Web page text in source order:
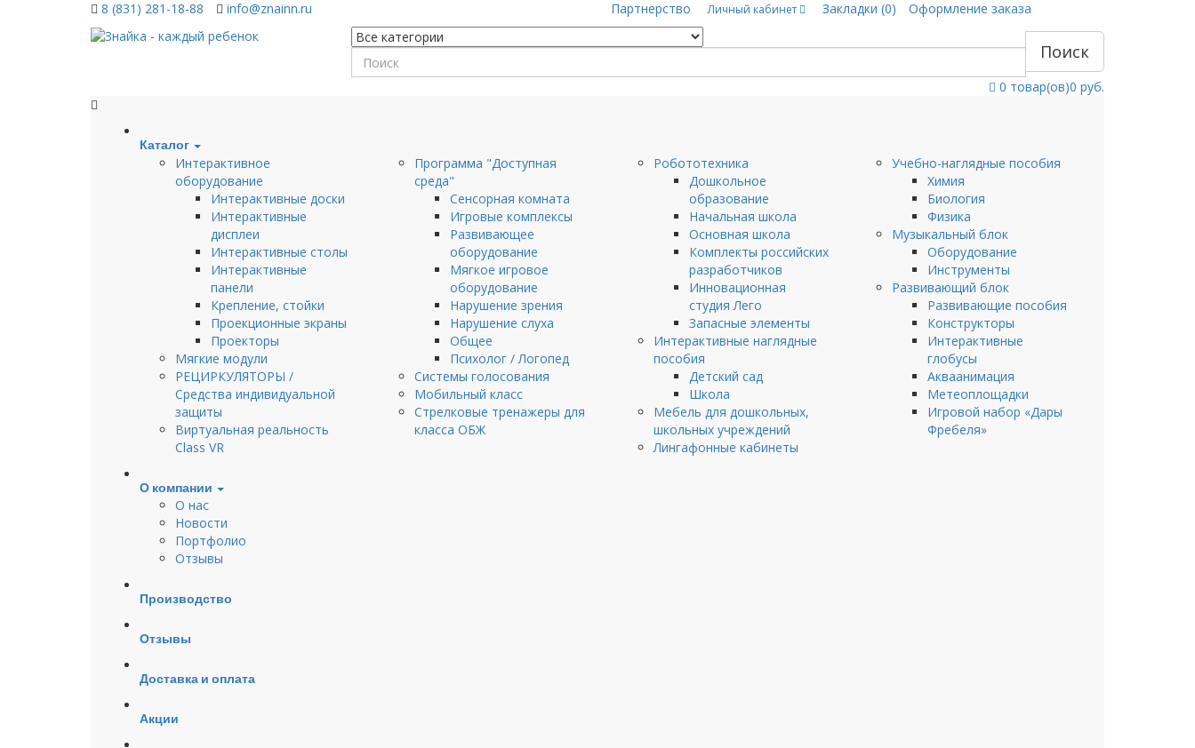
8 (831) 281-18-88 info@znainn.ru Партнерство Личный кабинет Закладки (0) Оформление заказа
Поиск
0 товар(ов)0 руб.
Каталог
Интерактивное
оборудование
Интерактивные доски
Интерактивные
дисплеи
Интерактивные столы
Интерактивные
панели
Крепление, стойки
Проекционные экраны
Проекторы
Мягкие модули
РЕЦИРКУЛЯТОРЫ /
Средства индивидуальной
защиты
Виртуальная реальность
Class VR
Программа "Доступная
среда"
Сенсорная комната
Игровые комплексы
Развивающее
оборудование
Мягкое игровое
оборудование
Нарушение зрения
Нарушение слуха
Общее
Психолог / Логопед
Системы голосования
Мобильный класс
Стрелковые тренажеры для
клаcса ОБЖ
Робототехника
Дошкольное
образование
Начальная школа
Основная школа
Комплекты российских
разработчиков
Инновационная
студия Лего
Запасные элементы
Интерактивные наглядные
пособия
Детский сад
Школа
Мебель для дошкольных,
школьных учреждений
Лингафонные кабинеты
Учебно-наглядные пособия
Химия
Биология
Физика
Музыкальный блок
Оборудование
Инструменты
Развивающий блок
Развивающие пособия
Конструкторы
Интерактивные
глобусы
Акваанимация
Метеоплощадки
Игровой набор «Дары
Фребеля»
О компании
О нас
Новости
Портфолио
Отзывы
Производство
Отзывы
Доставка и оплата
Акции